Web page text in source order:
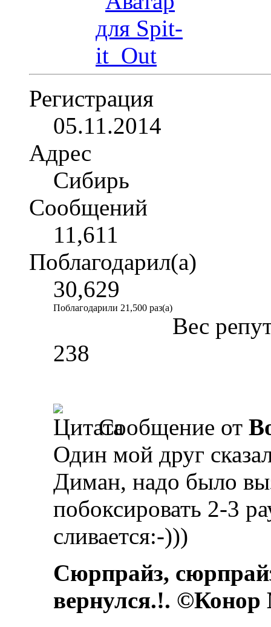
Регистрация
05.11.2014
Адрес
Сибирь
Сообщений
11,611
Поблагодарил(а)
30,629
Поблагодарили 21,500 раз(а)
Вес
238
Сообщение от
Один мой друг
Диман, надо было
побоксировать 2-3
сливается:-)))
Сюрпрайз,
вернулся.!.